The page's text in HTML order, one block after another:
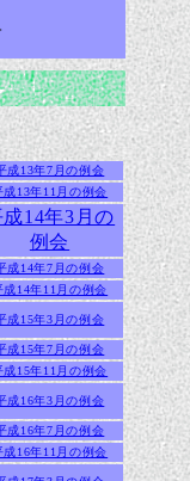
成13年7月の例会
成13年11月の例会
成14年3月の
例会
成14年7月の例会
成14年11月の例会
成15年3月の例会
成15年7月の例会
成15年11月の例会
成16年3月の例会
成16年7月の例会
成16年11月の例会